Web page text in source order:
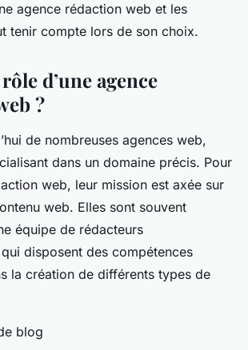
agence rédaction web et les
tenir compte lors de son choix.
d’une agence
?
de nombreuses agences web,
dans un domaine précis. Pour
web, leur mission est axée sur
web. Elles sont souvent
équipe de rédacteurs
disposent des compétences
la création de différents types de
blog